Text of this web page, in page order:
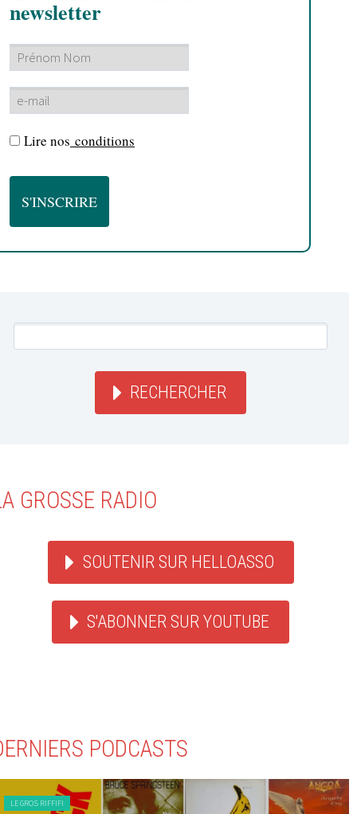
newsletter
Lire nos conditions
RECHERCHER
GROSSE RADIO
SOUTENIR SUR HELLOASSO
S'ABONNER SUR YOUTUBE
PODCASTS
LE GROS RIFFIFI